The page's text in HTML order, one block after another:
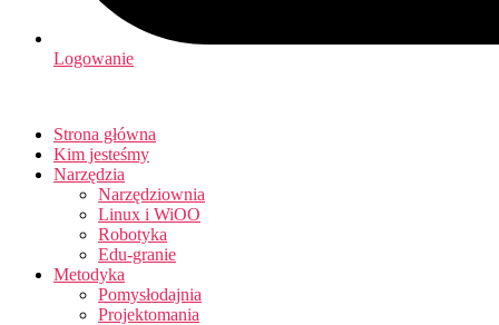
Logowanie
Strona główna
Kim jesteśmy
Narzędzia
Narzędziownia
Linux i WiOO
Robotyka
Edu-granie
Metodyka
Pomysłodajnia
Projektomania